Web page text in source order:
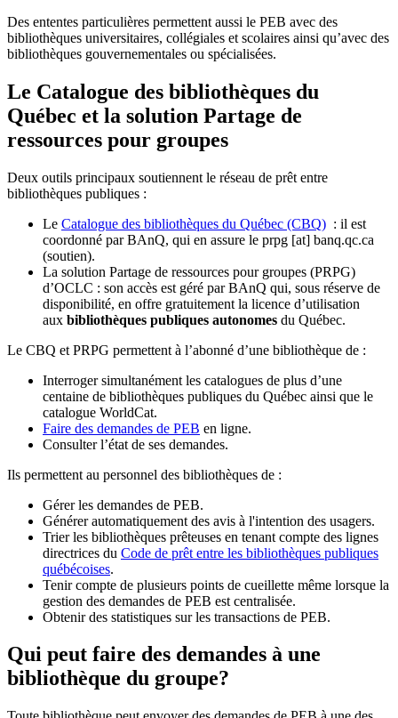
Des ententes particulières permettent aussi le PEB avec des
bibliothèques universitaires, collégiales et scolaires ainsi qu’avec des
bibliothèques gouvernementales ou spécialisées.
Le Catalogue des bibliothèques du
Québec et la solution Partage de
ressources pour groupes
Deux outils principaux soutiennent le réseau de prêt entre
bibliothèques publiques :
Le Catalogue des bibliothèques du Québec (CBQ) : il est
coordonné par BAnQ, qui en assure le prpg [at] banq.qc.ca
(soutien).
La solution Partage de ressources pour groupes (PRPG)
d’OCLC : son accès est géré par BAnQ qui, sous réserve de
disponibilité, en offre gratuitement la licence d’utilisation
aux bibliothèques publiques autonomes du Québec.
Le CBQ et PRPG permettent à l’abonné d’une bibliothèque de :
Interroger simultanément les catalogues de plus d’une
centaine de bibliothèques publiques du Québec ainsi que le
catalogue WorldCat.
Faire des demandes de PEB en ligne.
Consulter l’état de ses demandes.
Ils permettent au personnel des bibliothèques de :
Gérer les demandes de PEB.
Générer automatiquement des avis à l'intention des usagers.
Trier les bibliothèques prêteuses en tenant compte des lignes
directrices du Code de prêt entre les bibliothèques publiques
québécoises.
Tenir compte de plusieurs points de cueillette même lorsque la
gestion des demandes de PEB est centralisée.
Obtenir des statistiques sur les transactions de PEB.
Qui peut faire des demandes à une
bibliothèque du groupe?